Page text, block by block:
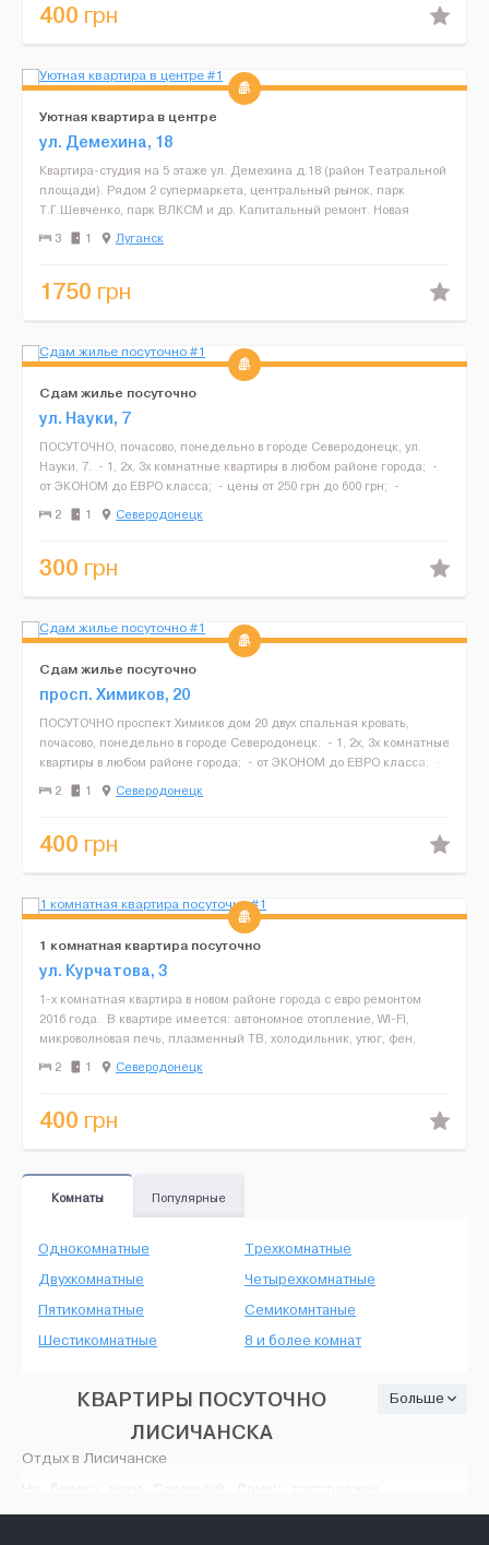
400 грн
Уютная квартира в центре
ул. Демехина, 18
Квартира-студия на 5 этаже ул. Демехина д.18 (район Театральной
площади). Рядом 2 супермаркета, центральный рынок, парк
Т.Г.Шевченко, парк ВЛКСМ и др. Капитальный ремонт. Новая
мебель. Новая сантехника, акриловая ванна. Кухня, нео...
3 1 Луганск
1750 грн
Сдам жилье посуточно
ул. Науки, 7
ПОСУТОЧНО, почасово, понедельно в городе Северодонецк, ул.
Науки, 7. - 1, 2х, 3х комнатные квартиры в любом районе города; -
от ЭКОНОМ до ЕВРО класса; - цены от 250 грн до 600 грн; -
возможно размещение от ...
2 1 Северодонецк
300 грн
Сдам жилье посуточно
просп. Химиков, 20
ПОСУТОЧНО проспект Химиков дом 20 двух спальная кровать,
почасово, понедельно в городе Северодонецк. - 1, 2х, 3х комнатные
квартиры в любом районе города; - от ЭКОНОМ до ЕВРО класса; -
цены от 250 грн до 600 грн;...
2 1 Северодонецк
400 грн
1 комнатная квартира посуточно
ул. Курчатова, 3
1-х комнатная квартира в новом районе города с евро ремонтом
2016 года. В квартире имеется: автономное отопление, WI-FI,
микроволновая печь, плазменный ТВ, холодильник, утюг, фен,
постельное и кухонные принадлежности. Т...
2 1 Северодонецк
400 грн
Комнаты Популярные
Однокомнатные
Двухкомнатные
Трехкомнатные
Четырехкомнатные
Пятикомнатные
Шестикомнатные
Семикомнтаные
8 и более комнат
КВАРТИРЫ ПОСУТОЧНО
ЛИСИЧАНСКА
Отдых в Лисичанске
На берегу реки Северный Донец расположен
Больше